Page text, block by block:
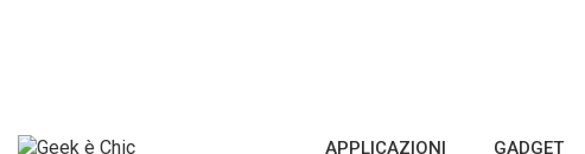
APPLICAZIONI GADGET